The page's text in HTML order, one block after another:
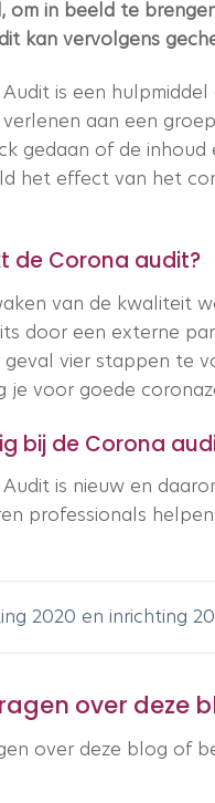
om in beeld te
kan vervolgens
is een
aan een
gedaan of de
het effect van het
de Corona audit?
van de kwaliteit
door een externe
geval vier stappen te
je voor goede
bij de Corona
is nieuw en
professionals
2020 en inrichting
over deze
over deze blog of